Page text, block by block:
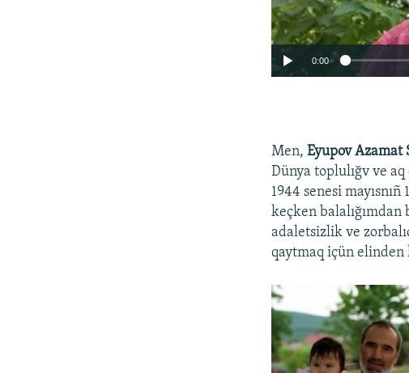
Auto
0:00
Men,Eyupov Azamat
Dünya toplulığv ve
1944 senesi
keçken
adaletsizlik ve
qaytmaq içün